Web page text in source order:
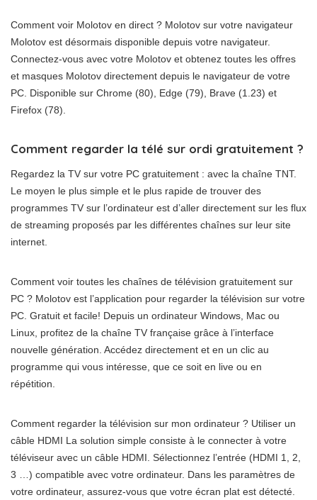
Comment voir Molotov en direct ? Molotov sur votre navigateur
Molotov est désormais disponible depuis votre navigateur.
Connectez-vous avec votre Molotov et obtenez toutes les offres
et masques Molotov directement depuis le navigateur de votre
PC. Disponible sur Chrome (80), Edge (79), Brave (1.23) et
Firefox (78).
Comment regarder la télé sur ordi gratuitement ?
Regardez la TV sur votre PC gratuitement : avec la chaîne TNT.
Le moyen le plus simple et le plus rapide de trouver des
programmes TV sur l’ordinateur est d’aller directement sur les flux
de streaming proposés par les différentes chaînes sur leur site
internet.
Comment voir toutes les chaînes de télévision gratuitement sur
PC ? Molotov est l’application pour regarder la télévision sur votre
PC. Gratuit et facile! Depuis un ordinateur Windows, Mac ou
Linux, profitez de la chaîne TV française grâce à l’interface
nouvelle génération. Accédez directement et en un clic au
programme qui vous intéresse, que ce soit en live ou en
répétition.
Comment regarder la télévision sur mon ordinateur ? Utiliser un
câble HDMI La solution simple consiste à le connecter à votre
téléviseur avec un câble HDMI. Sélectionnez l’entrée (HDMI 1, 2,
3 …) compatible avec votre ordinateur. Dans les paramètres de
votre ordinateur, assurez-vous que votre écran plat est détecté.